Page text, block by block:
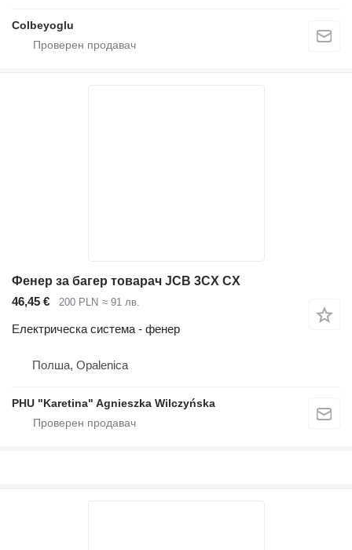
Colbeyoglu
Фенер за багер товарач JCB 3CX CX
46,45 €
200 PLN ≈ 91 лв.
Електрическа система - фенер
Полша, Opalenica
PHU "Karetina" Agnieszka Wilczyńska